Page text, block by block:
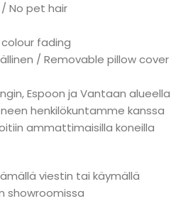
/ No pet hair
fading
/ Removable pillow cover
Espoon ja Vantaan alueella
henkilökuntamme kanssa
ammattimaisilla koneilla
viestin tai käymällä
showroomissa